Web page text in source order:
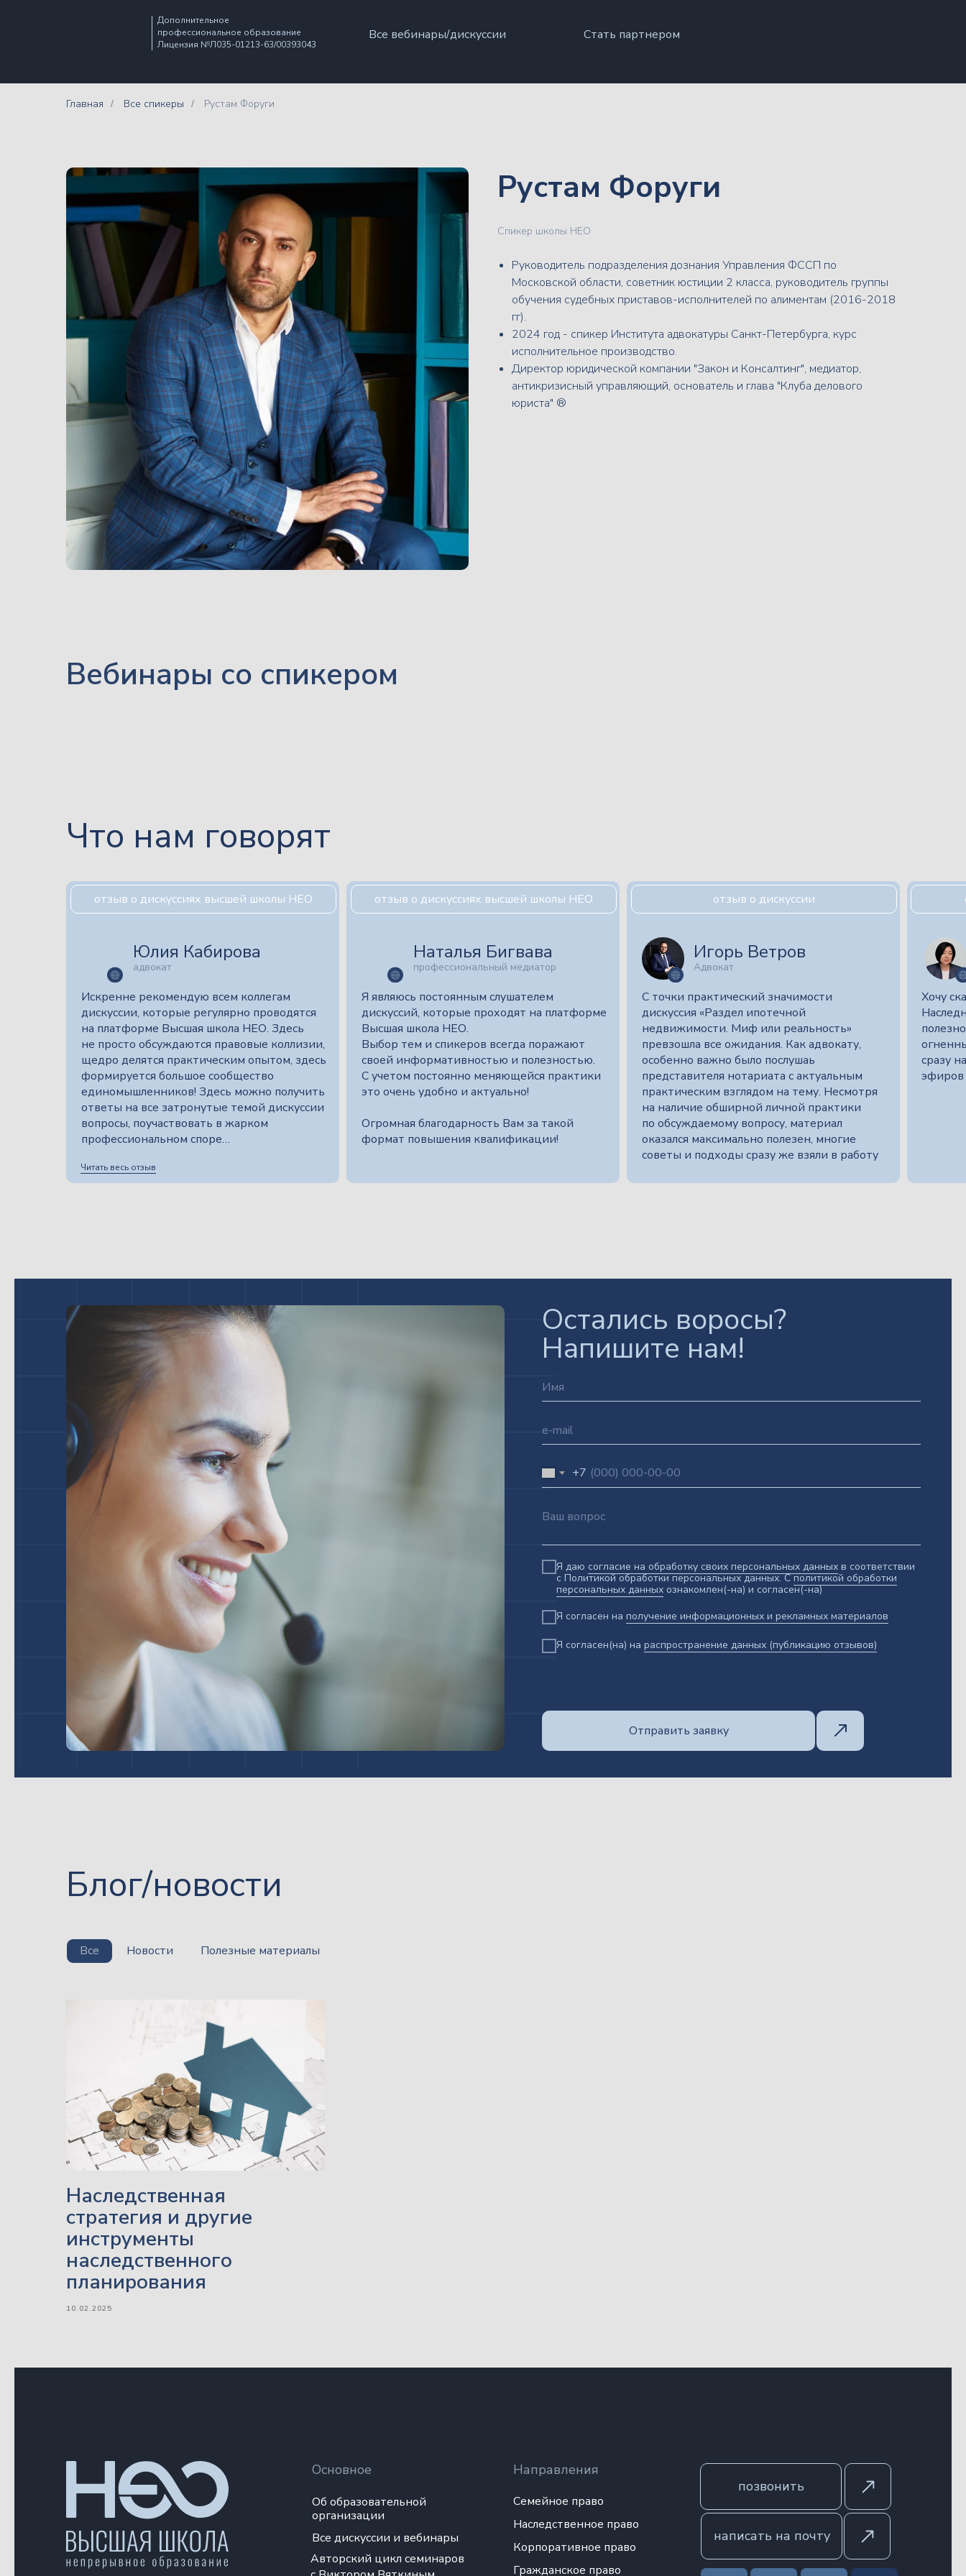
Дополнительное
профессиональное образование
Лицензия №Л035-01213-63/00393043
Стать партнером
Все вебинары/дискуссии
Главная / Все спикеры / Рустам Форуги
Рустам Форуги
Спикер школы НЕО
Руководитель подразделения дознания Управления ФССП по
Московской области, советник юстиции 2 класса, руководитель группы
обучения судебных приставов-исполнителей по алиментам (2016-2018
гг).
2024 год - спикер Института адвокатуры Санкт-Петербурга, курс
исполнительное производство.
Директор юридической компании "Закон и Консалтинг", медиатор,
антикризисный управляющий, основатель и глава "Клуба делового
юриста" ®
Вебинары со спикером
Что нам говорят
Хочу
сразу
эфиров
Адвокат
С точки практический значимости
дискуссия «Раздел ипотечной
недвижимости. Миф или реальность»
превзошла все ожидания. Как адвокату,
особенно важно было послушаь
представителя нотариата с актуальным
практическим взглядом на тему. Несмотря
на наличие обширной личной практики
по обсуждаемому вопросу, материал
оказался максимально полезен, многие
советы и подходы сразу же взяли в работу
Игорь Ветров
отзыв о дискуссии
Искренне рекомендую всем коллегам
дискуссии, которые регулярно проводятся
на платформе Высшая школа НЕО. Здесь
не просто обсуждаются правовые коллизии,
щедро делятся практическим опытом, здесь
формируется большое сообщество
единомышленников! Здесь можно получить
ответы на все затронутые темой дискуссии
вопросы, поучаствовать в жарком
профессиональном споре…
Читать весь отзыв
адвокат
Юлия Кабирова
отзыв о дискуссиях высшей школы НЕО
профессиональный медиатор
Я являюсь постоянным слушателем
дискуссий, которые проходят на платформе
Высшая школа НЕО.
Выбор тем и спикеров всегда поражают
своей информативностью и полезностью.
С учетом постоянно меняющейся практики
это очень удобно и актуально!
Огромная благодарность Вам за такой
формат повышения квалификации!
Наталья Бигвава
отзыв о дискуссиях высшей школы НЕО
Остались воросы?
Напишите нам!
Отправить заявку
+7
Я даю согласие на обработку своих персональных данных в соответствии
с Политикой обработки персональных данных. Сполитикой обработки
персональных данных ознакомлен(-на) и согласен(-на)
Я согласен на получение информационных и рекламных материалов
Я согласен(на) на распространение данных (публикацию отзывов)
Блог/новости
Все Новости Полезные материалы
Наследственная
стратегия и другие
инструменты
наследственного
планирования
10.02.2025
позвонить
написать на почту
Основное Направления
Об образовательной
организации
Авторский цикл семинаров
Все дискуссии и вебинары
Гражданское право
Корпоративное право
Наследственное право
Семейное право